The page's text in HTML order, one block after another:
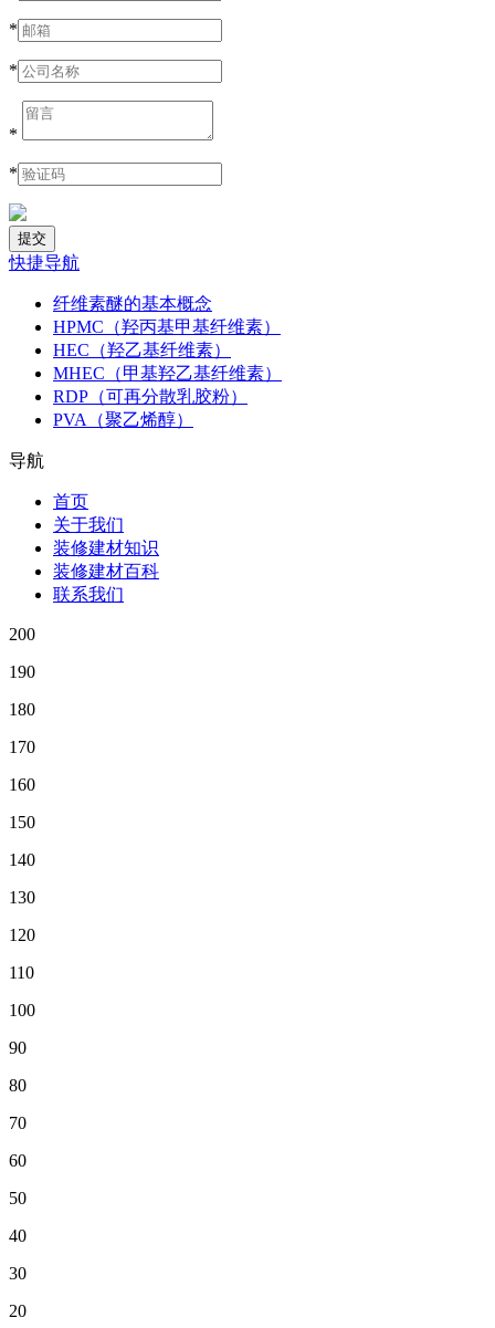
*
*
*
*
快捷导航
纤维素醚的基本概念
HPMC（羟丙基甲基纤维素）
HEC（羟乙基纤维素）
MHEC（甲基羟乙基纤维素）
RDP（可再分散乳胶粉）
PVA（聚乙烯醇）
导航
首页
关于我们
装修建材知识
装修建材百科
联系我们
200
190
180
170
160
150
140
130
120
110
100
90
80
70
60
50
40
30
20